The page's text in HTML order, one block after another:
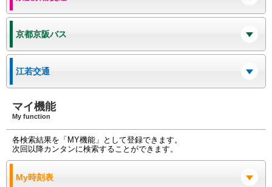
京都京阪バス
江若交通
マイ機能
My function
各検索結果を「MY機能」として登録できます。
次回以降カンタンに検索することができます。
My時刻表